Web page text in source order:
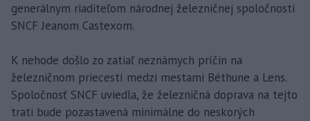
generálnym riaditeľom národnej železničnej spoločnosti
SNCF Jeanom Castexom.
K nehode došlo zo zatiaľ neznámych príčin na
železničnom priecestí medzi mestami Béthune a Lens.
Spoločnosť SNCF uviedla, že železničná doprava na tejto
trati bude pozastavená minimálne do neskorých